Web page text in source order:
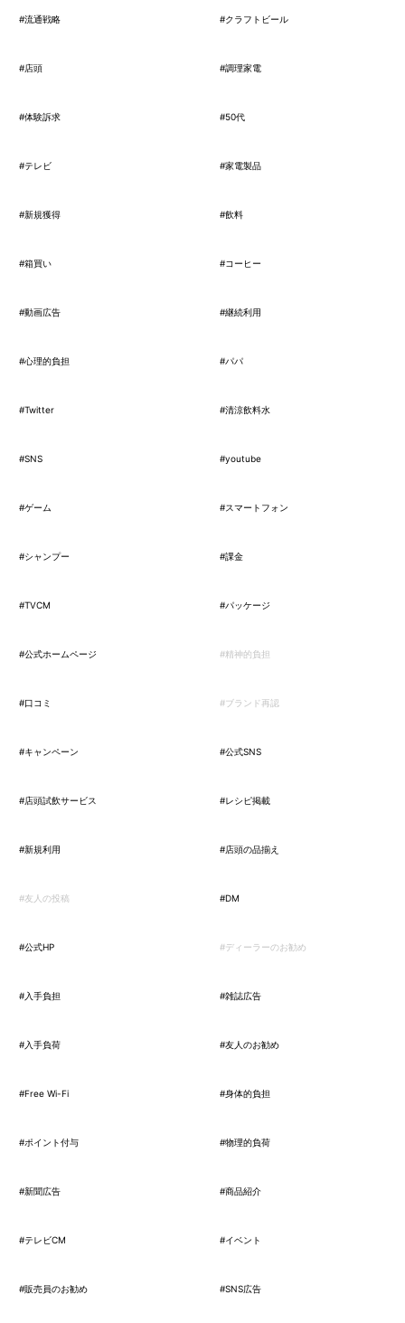
#流通戦略 #クラフトビール
#店頭 #調理家電
#体験訴求 #50代
#テレビ #家電製品
#新規獲得 #飲料
#箱買い #コーヒー
#動画広告 #継続利用
#心理的負担 #パパ
#Twitter #清涼飲料水
#SNS #youtube
#ゲーム #スマートフォン
#シャンプー #課金
#TVCM #パッケージ
#公式ホームページ #精神的負担
#口コミ #ブランド再認
#キャンペーン #公式SNS
#店頭試飲サービス #レシピ掲載
#新規利用 #店頭の品揃え
#友人の投稿 #DM
#公式HP #ディーラーのお勧め
#入手負担 #雑誌広告
#入手負荷 #友人のお勧め
#Free Wi-Fi #身体的負担
#ポイント付与 #物理的負荷
#新聞広告 #商品紹介
#テレビCM #イベント
#販売員のお勧め #SNS広告